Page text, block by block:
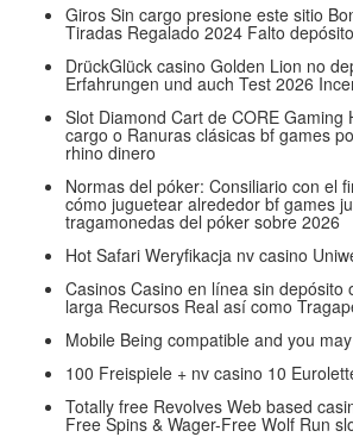
Giros Sin cargo presione este sitio
Tiradas Regalado 2024 Falto depósito
DrückGlück casino Golden Lion no
Erfahrungen und auch Test 2026
Slot Diamond Cart de CORE Gaming
cargo o Ranuras clásicas bf games
rhino dinero
Normas del póker: Consiliario con el
cómo juguetear alrededor bf games
tragamonedas del póker sobre 2026
Hot Safari Weryfikacja nv casino
Casinos Casino en línea sin depósito
larga Recursos Real así­ como
Mobile Being compatible and you
100 Freispiele + nv casino 10
Totally free Revolves Web based
Free Spins & Wager-Free Wolf Run